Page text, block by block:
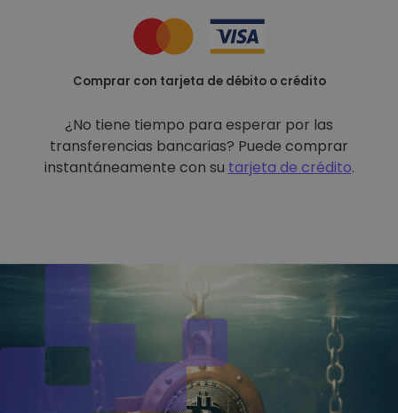
Comprar con tarjeta de débito o crédito
¿No tiene tiempo para esperar por las
transferencias bancarias? Puede comprar
instantáneamente con su tarjeta de crédito.